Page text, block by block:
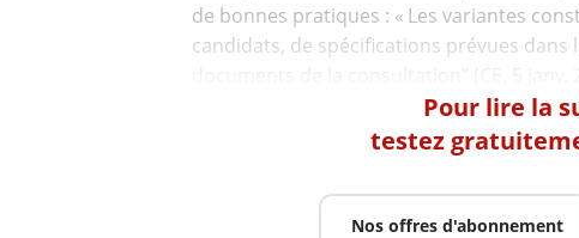
de bonnes pratiques : « Les variantes
candidats, de spécifications prévues
Pour lire la
testez
Nos offres d'abonnement